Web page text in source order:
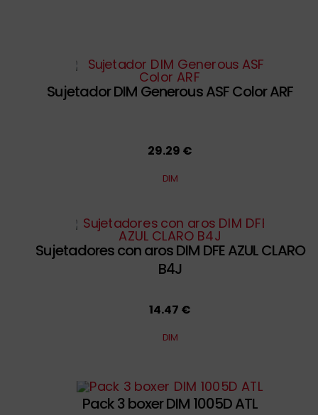
Sujetador DIM Generous ASF Color ARF
29.29 €
DIM
Sujetadores con aros DIM DFE AZUL CLARO
B4J
14.47 €
DIM
Pack 3 boxer DIM 1005D ATL